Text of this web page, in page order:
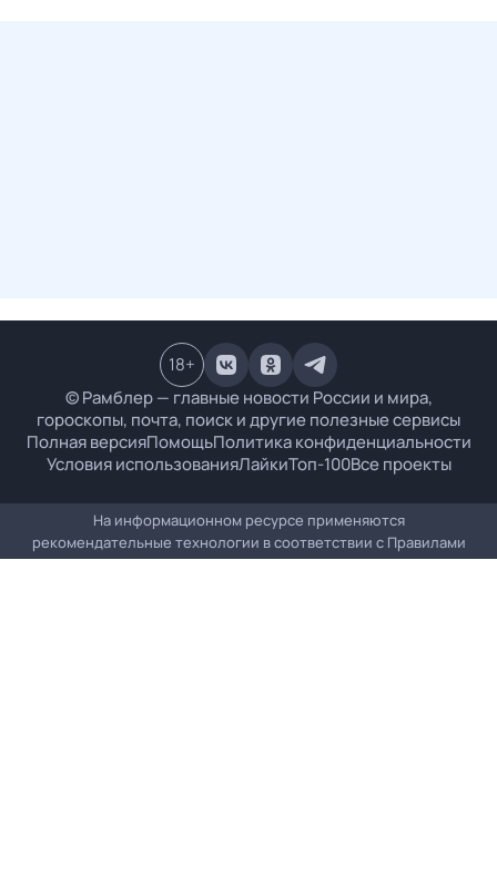
© Рамблер — главные новости России и мира,
гороскопы, почта, поиск и другие полезные сервисы
Полная версияПомощьПолитика конфиденциальности
Условия использованияЛайкиТоп-100Все проекты
18+
На информационном ресурсе применяются
рекомендательные технологии в соответствии с Правилами